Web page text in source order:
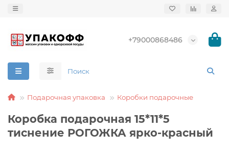
+79000868486
Подарочная упаковка Коробки подарочные
Коробка подарочная 15*11*5
тиснение РОГОЖКА ярко-красный